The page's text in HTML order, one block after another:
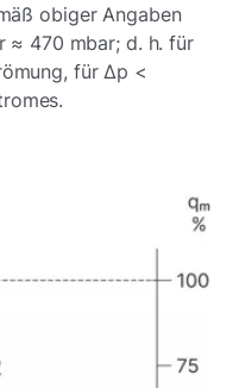
obiger Angaben
≈ 470 mbar; d. h. für
für Δp <